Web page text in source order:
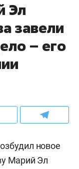
Эл
завели
– его
новое
Марий Эл